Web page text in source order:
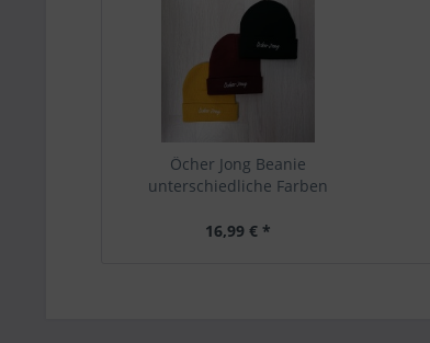
Öcher Jong Beanie
unterschiedliche Farben
16,99 € *